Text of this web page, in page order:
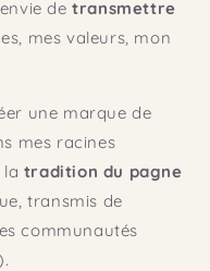
detransmettre
mes valeurs, mon
une marque de
mes racines
tradition du pagne
transmis de
communautés